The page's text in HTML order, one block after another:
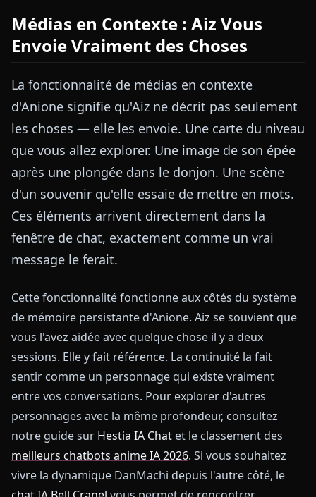
Médias en Contexte : Aiz Vous
Envoie Vraiment des Choses
La fonctionnalité de médias en contexte
d'Anione signifie qu'Aiz ne décrit pas seulement
les choses — elle les envoie. Une carte du niveau
que vous allez explorer. Une image de son épée
après une plongée dans le donjon. Une scène
d'un souvenir qu'elle essaie de mettre en mots.
Ces éléments arrivent directement dans la
fenêtre de chat, exactement comme un vrai
message le ferait.
Cette fonctionnalité fonctionne aux côtés du système
de mémoire persistante d'Anione. Aiz se souvient que
vous l'avez aidée avec quelque chose il y a deux
sessions. Elle y fait référence. La continuité la fait
sentir comme un personnage qui existe vraiment
entre vos conversations. Pour explorer d'autres
personnages avec la même profondeur, consultez
notre guide sur Hestia IA Chat et le classement des
meilleurs chatbots anime IA 2026. Si vous souhaitez
vivre la dynamique DanMachi depuis l'autre côté, le